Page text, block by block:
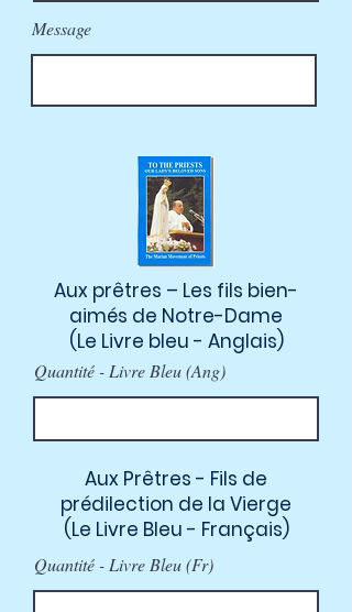
Message
Aux prêtres – Les fils bien-
aimés de Notre-Dame
(Le Livre bleu - Anglais)
Quantité - Livre Bleu (Ang)
Aux Prêtres - Fils de
prédilection de la Vierge
(Le Livre Bleu - Français)
Quantité - Livre Bleu (Fr)